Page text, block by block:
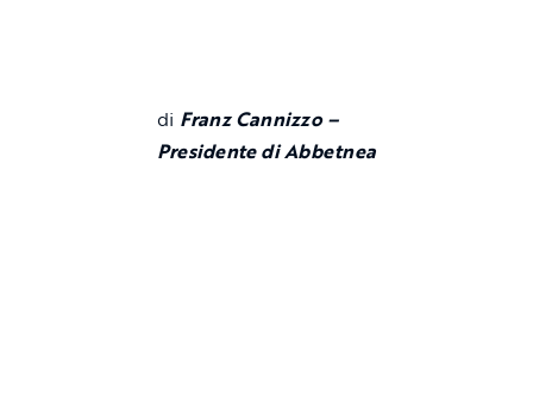
di Franz Cannizzo –
Presidente di Abbetnea